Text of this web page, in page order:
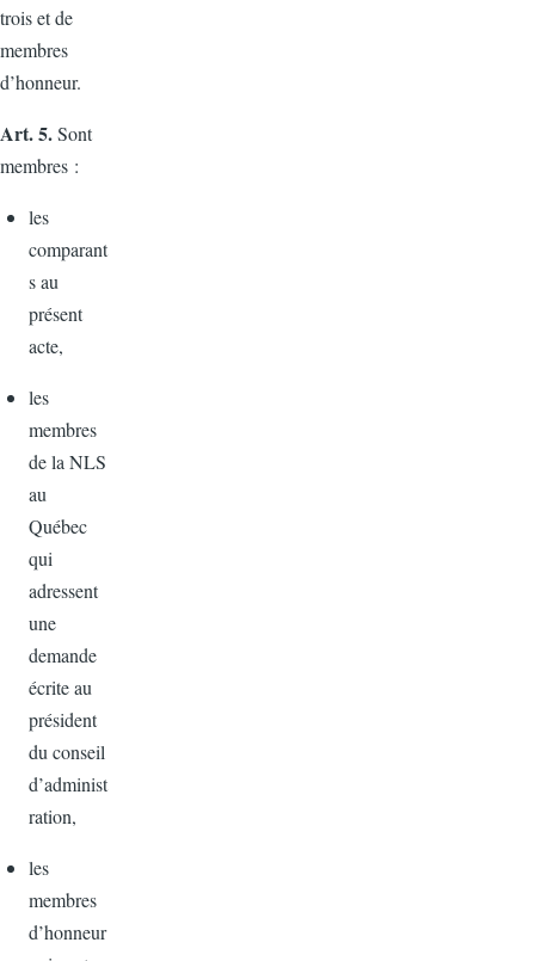
trois et de
membres
d’honneur.
Art. 5.Sont
membres :
les
comparant
s au
présent
acte,
les
membres
de la NLS
au
Québec
qui
adressent
une
demande
écrite au
président
du conseil
d’administ
ration,
les
membres
d’honneur